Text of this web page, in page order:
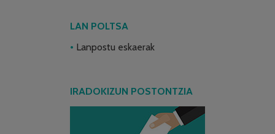
LAN POLTSA
Lanpostu eskaerak
IRADOKIZUN POSTONTZIA